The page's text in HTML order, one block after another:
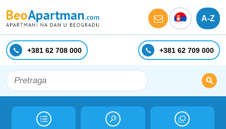
A-Z
+381 62 708 000 +381 62 709 000